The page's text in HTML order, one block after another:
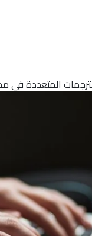
المتعددة في